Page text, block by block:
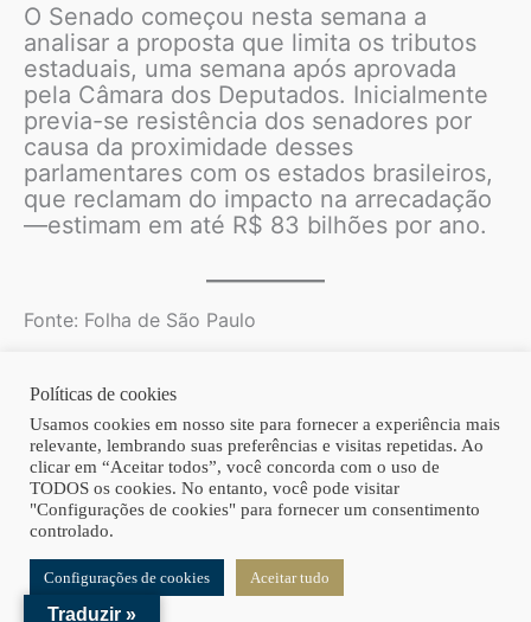
O Senado começou nesta semana a
analisar a proposta que limita os tributos
estaduais, uma semana após aprovada
pela Câmara dos Deputados. Inicialmente
previa-se resistência dos senadores por
causa da proximidade desses
parlamentares com os estados brasileiros,
que reclamam do impacto na arrecadação
—estimam em até R$ 83 bilhões por ano.
Fonte: Folha de São Paulo
Copyright © 2026 | Homero Costa Advogados
Políticas de cookies
Usamos cookies em nosso site para fornecer a experiência mais
relevante, lembrando suas preferências e visitas repetidas. Ao
clicar em “Aceitar todos”, você concorda com o uso de
TODOS os cookies. No entanto, você pode visitar
"Configurações de cookies" para fornecer um consentimento
controlado.
Configurações de cookies Aceitar tudo
Traduzir »